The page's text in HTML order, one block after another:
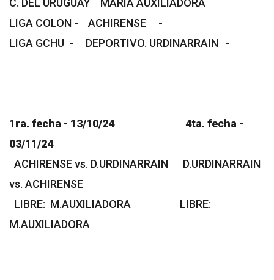
C. DEL URUGUAY MARIA AUXILIADORA
LIGA COLON - ACHIRENSE -
LIGA GCHU - DEPORTIVO. URDINARRAIN -
1ra. fecha - 13/10/24 4ta. fecha -
03/11/24
ACHIRENSE vs. D.URDINARRAIN D.URDINARRAIN
vs. ACHIRENSE
LIBRE: M.AUXILIADORA LIBRE:
M.AUXILIADORA